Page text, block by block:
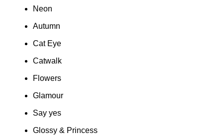
Neon
Autumn
Cat Eye
Catwalk
Flowers
Glamour
Say yes
Glossy & Princess